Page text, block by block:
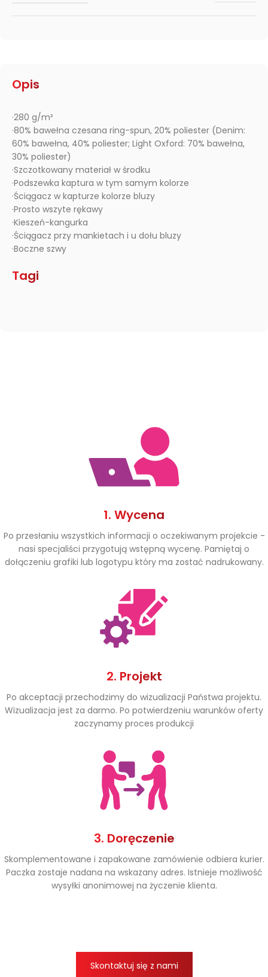
Opis
·280 g/m²
·80% bawełna czesana ring-spun, 20% poliester (Denim:
60% bawełna, 40% poliester; Light Oxford: 70% bawełna,
30% poliester)
·Szczotkowany materiał w środku
·Podszewka kaptura w tym samym kolorze
·Ściągacz w kapturze kolorze bluzy
·Prosto wszyte rękawy
·Kieszeń-kangurka
·Ściągacz przy mankietach i u dołu bluzy
·Boczne szwy
Tagi
1. Wycena
Po przesłaniu wszystkich informacji o oczekiwanym projekcie -
nasi specjaliści przygotują wstępną wycenę. Pamiętaj o
dołączeniu grafiki lub logotypu który ma zostać nadrukowany.
2. Projekt
Po akceptacji przechodzimy do wizualizacji Państwa projektu.
Wizualizacja jest za darmo. Po potwierdzeniu warunków oferty
zaczynamy proces produkcji
3. Doręczenie
Skomplementowane i zapakowane zamówienie odbiera kurier.
Paczka zostaje nadana na wskazany adres. Istnieje możliwość
wysyłki anonimowej na życzenie klienta.
Skontaktuj się z nami